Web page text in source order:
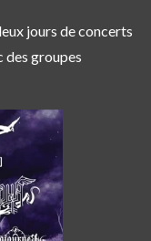
jours de concerts
des groupes